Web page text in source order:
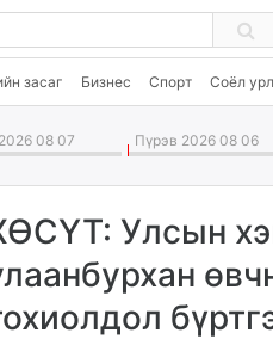
засаг Бизнес Спорт Соёл
08 07 Пүрэв 2026 08 06
Улсын